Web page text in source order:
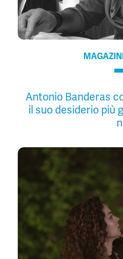
Antonio Banderas
il suo desiderio più